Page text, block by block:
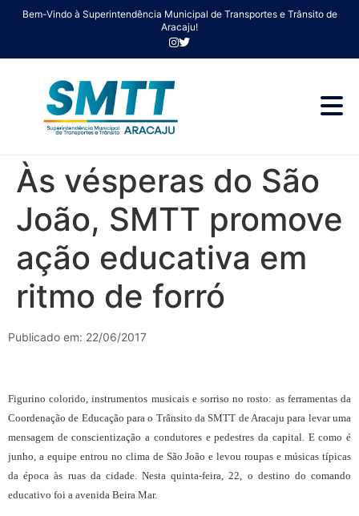
Bem-Vindo à Superintendência Municipal de Transportes e Trânsito de
Aracaju!
Às vésperas do São
João, SMTT promove
ação educativa em
ritmo de forró
Publicado em: 22/06/2017
Figurino colorido, instrumentos musicais e sorriso no rosto: as ferramentas da
Coordenação de Educação para o Trânsito da SMTT de Aracaju para levar uma
mensagem de conscientização a condutores e pedestres da capital. E como é
junho, a equipe entrou no clima de São João e levou roupas e músicas típicas
da época às ruas da cidade. Nesta quinta-feira, 22, o destino do comando
educativo foi a avenida Beira Mar.